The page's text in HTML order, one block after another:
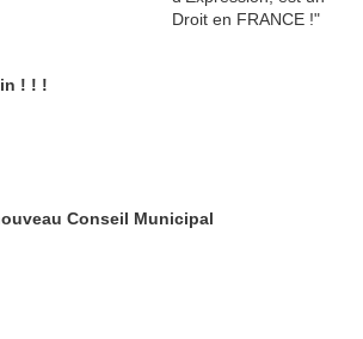
! ! !
Conseil Municipal